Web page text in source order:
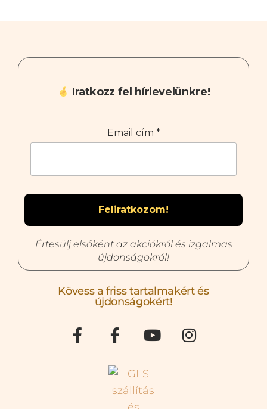
Iratkozz fel hírlevelünkre!
Email cím *
Értesülj elsőként az akciókról és izgalmas
újdonságokról!
Kövess a friss tartalmakért és
újdonságokért!